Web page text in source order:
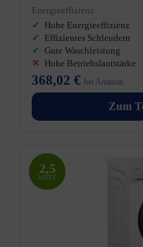
Energieeffizienz
Hohe Energieeffizienz
Effizientes Schleudern
Gute Waschleistung
Hohe Betriebslautstärke
368,02 € bei Amazon
Zum
2,5
NOTE